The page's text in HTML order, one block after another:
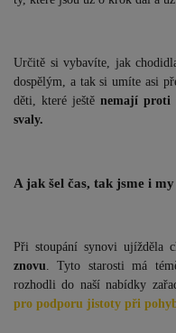
Určitě si vybavíte, jak
dospělým, a tak si umíte asi
děti, které ještěnemají proti
svaly.
A jak šel čas, tak jsme i
Při stoupání synovi ujížděla
znovu . Tyto starosti má
rozhodli do naší nabídky
pro podporu jistoty při